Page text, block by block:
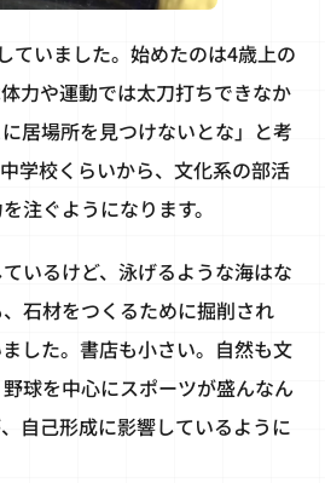
ていました。始めたのは4歳上の
力や運動では太刀打ちできなか
居場所を見つけないとな」と考
学校くらいから、文化系の部活
注ぐようになります。
いるけど、泳げるような海はな
石材をつくるために掘削され
した。書店も小さい。自然も文
球を中心にスポーツが盛んなん
自己形成に影響しているように